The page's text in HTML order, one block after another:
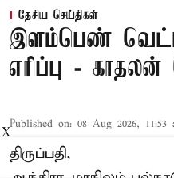
தேசிய செய்திகள்
இளம்பெண்
எரிப்பு -
Published on: 08 Aug 2026, 11:53
திருப்பதி,
X